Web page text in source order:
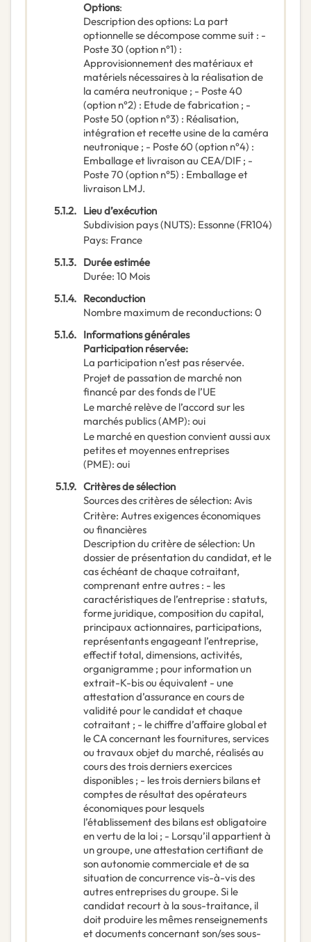
Options:
Description des options: La part
optionnelle se décompose comme suit : -
Poste 30 (option n°1) :
Approvisionnement des matériaux et
matériels nécessaires à la réalisation de
la caméra neutronique ; - Poste 40
(option n°2) : Etude de fabrication ; -
Poste 50 (option n°3) : Réalisation,
intégration et recette usine de la caméra
neutronique ; - Poste 60 (option n°4) :
Emballage et livraison au CEA/DIF ; -
Poste 70 (option n°5) : Emballage et
livraison LMJ.
5.1.2. Lieu d’exécution
Subdivision pays (NUTS): Essonne(FR104)
Pays: France
5.1.3. Durée estimée
Durée: 10 Mois
5.1.4. Reconduction
Nombre maximum de reconductions: 0
5.1.6. Informations générales
Participation réservée:
La participation n’est pas réservée.
Projet de passation de marché non
financé par des fonds de l’UE
Le marché relève de l’accord sur les
marchés publics (AMP): oui
Le marché en question convient aussi aux
petites et moyennes entreprises
(PME): oui
5.1.9. Critères de sélection
Sources des critères de sélection: Avis
Critère: Autres exigences économiques
ou financières
Description du critère de sélection: Un
dossier de présentation du candidat, et le
cas échéant de chaque cotraitant,
comprenant entre autres : - les
caractéristiques de l’entreprise : statuts,
forme juridique, composition du capital,
principaux actionnaires, participations,
représentants engageant l’entreprise,
effectif total, dimensions, activités,
organigramme ; pour information un
extrait-K-bis ou équivalent - une
attestation d’assurance en cours de
validité pour le candidat et chaque
cotraitant ; - le chiffre d’affaire global et
le CA concernant les fournitures, services
ou travaux objet du marché, réalisés au
cours des trois derniers exercices
disponibles ; - les trois derniers bilans et
comptes de résultat des opérateurs
économiques pour lesquels
l’établissement des bilans est obligatoire
en vertu de la loi ; - Lorsqu’il appartient à
un groupe, une attestation certifiant de
son autonomie commerciale et de sa
situation de concurrence vis-à-vis des
autres entreprises du groupe. Si le
candidat recourt à la sous-traitance, il
doit produire les mêmes renseignements
et documents concernant son/ses sous-